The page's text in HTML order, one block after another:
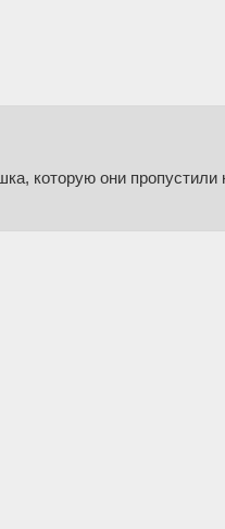
которую они пропустили